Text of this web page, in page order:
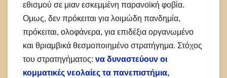
εθισμού σε μιαν εσκεμμένη παρανοϊκή φοβία.
Ομως, δεν πρόκειται για λοιμώδη πανδημία,
πρόκειται, ολοφάνερα, για επιδέξια οργανωμένο
και θριαμβικά θεσμοποιημένο στρατήγημα. Στόχος
του στρατηγήματος: να δυναστεύουν οι
κομματικές νεολαίες τα πανεπιστήμια,